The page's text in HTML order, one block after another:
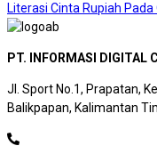
Literasi Cinta Rupiah
PT. INFORMASI DIGITAL
Jl. Sport No.1, Prapatan,
Balikpapan, Kalimantan